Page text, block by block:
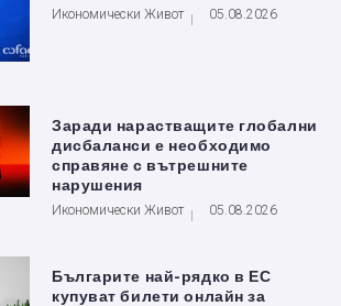
Икономически Живот 05.08.2026
Заради нарастващите глобални
дисбаланси е необходимо
справяне с вътрешните
нарушения
Икономически Живот 05.08.2026
Българите най-рядко в ЕС
купуват билети онлайн за